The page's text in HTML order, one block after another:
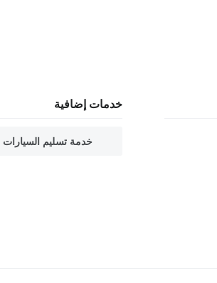
خدمات إضافية
خدمة تسليم السيارات